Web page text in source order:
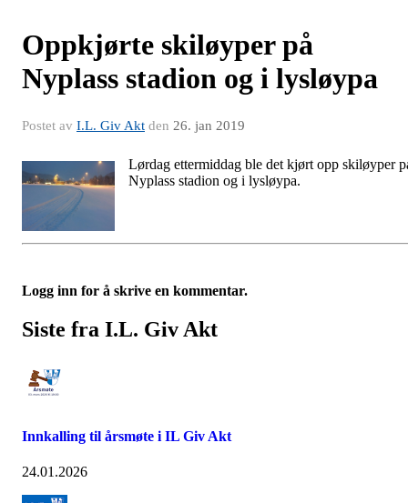
Oppkjørte skiløyper på
Nyplass stadion og i lysløypa
Postet av I.L. Giv Akt den 26. jan 2019
Lørdag ettermiddag ble det kjørt opp skiløyper
Nyplass stadion og i lysløypa.
Logg inn for å skrive en kommentar.
Siste fra I.L. Giv Akt
Innkalling til årsmøte i IL Giv Akt
24.01.2026